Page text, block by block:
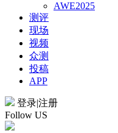
AWE2025
测评
现场
视频
众测
投稿
APP
登录|注册
Follow US